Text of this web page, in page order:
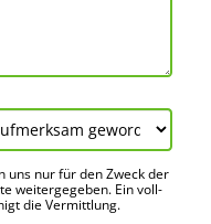
uns nur für den Zweck der
weiter­gegeben. Ein voll­
die Vermitt­lung.